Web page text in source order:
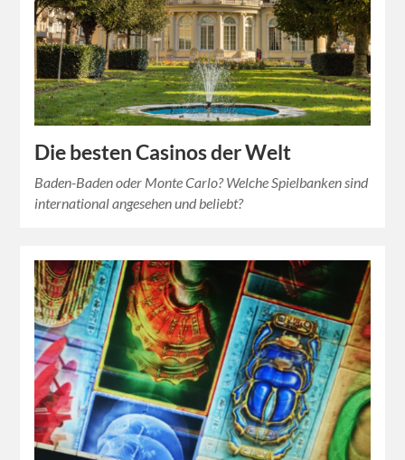
Die besten Casinos der Welt
Baden-Baden oder Monte Carlo? Welche Spielbanken sind
international angesehen und beliebt?